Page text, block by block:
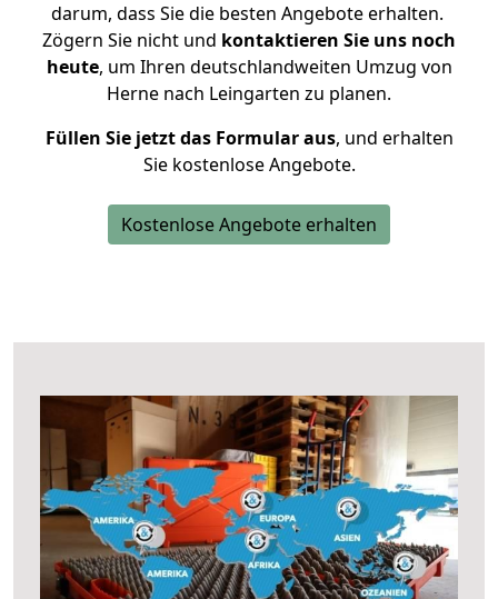
darum, dass Sie die besten Angebote erhalten.
Zögern Sie nicht und kontaktieren Sie uns noch
heute, um Ihren deutschlandweiten Umzug von
Herne nach Leingarten zu planen.
Füllen Sie jetzt das Formular aus, und erhalten
Sie kostenlose Angebote.
Kostenlose Angebote erhalten